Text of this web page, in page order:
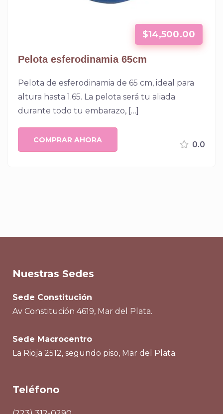
$14,500.00
Pelota esferodinamia 65cm
Pelota de esferodinamia de 65 cm, ideal para
altura hasta 1.65. La pelota será tu aliada
durante todo tu embarazo, […]
COMPRAR AHORA 0.0
Nuestras Sedes
Sede Constitución
Av Constitución 4619, Mar del Plata.
Sede Macrocentro
La Rioja 2512, segundo piso, Mar del Plata.
Teléfono